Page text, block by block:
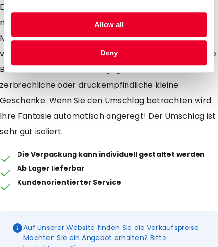
Allow all
Deny
Dies ist schon ab einer Stückzahl von 500 Stück
möglich. Gerne beraten wir Sie über die diversen
Möglichkeiten. Mit dem Snazzybag Bubble-Umschlag
verschicken Sie sicher und zugleich in auffälliger Weise
Bücher, Keramik, CDs, Glasgegenstände oder andere
zerbrechliche oder druckempfindliche kleine
Geschenke. Wenn Sie den Umschlag betrachten wird
Ihre Fantasie automatisch angeregt! Der Umschlag ist
sehr gut isoliert.
Die Verpackung kann individuell gestaltet werden
Ab Lager lieferbar
Kundenorientierter Service
Auf unserer Website finden Sie die Verkaufspreise.
Möchten Sie ein Angebot erhalten? Bitte